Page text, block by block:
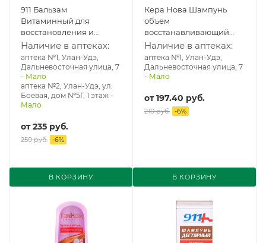
911 Бальзам
Витаминный для
восстановления и
питания волос 150 мл
Наличие в аптеках:
аптека №1, Улан-Удэ,
Дальневосточная улица, 7
- Мало
аптека №2, Улан-Удэ, ул.
Боевая, дом №5Г, 1 этаж -
Мало
от235 руб.
250 руб. -6%
В КОРЗИНУ
Кера Нова Шампунь
объем
восстанавливающий
400 мл
Наличие в аптеках:
аптека №1, Улан-Удэ,
Дальневосточная улица, 7
- Мало
от197.40 руб.
210 руб. -6%
В КОРЗИНУ